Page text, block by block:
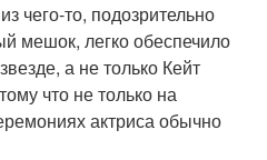
чего-то, подозрительно
мешок, легко обеспечило
а не только Кейт
что не только на
актриса обычно